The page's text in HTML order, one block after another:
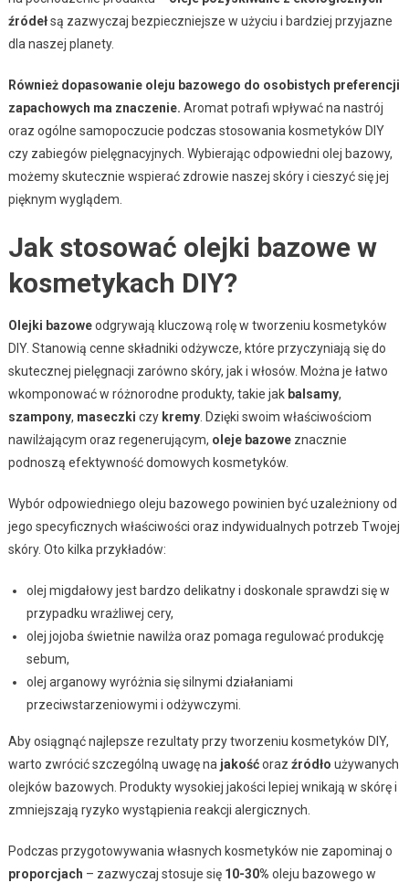
źródełsą zazwyczaj bezpieczniejsze w użyciu i bardziej przyjazne
dla naszej planety.
Również dopasowanie oleju bazowego do osobistych preferencji
zapachowych ma znaczenie. Aromat potrafi wpływać na nastrój
oraz ogólne samopoczucie podczas stosowania kosmetyków DIY
czy zabiegów pielęgnacyjnych. Wybierając odpowiedni olej bazowy,
możemy skutecznie wspierać zdrowie naszej skóry i cieszyć się jej
pięknym wyglądem.
Jak stosować olejki bazowe w
kosmetykach DIY?
Olejki bazoweodgrywają kluczową rolę w tworzeniu kosmetyków
DIY. Stanowią cenne składniki odżywcze, które przyczyniają się do
skutecznej pielęgnacji zarówno skóry, jak i włosów. Można je łatwo
wkomponować w różnorodne produkty, takie jak balsamy,
szampony, maseczki czy kremy. Dzięki swoim właściwościom
nawilżającym oraz regenerującym, oleje bazoweznacznie
podnoszą efektywność domowych kosmetyków.
Wybór odpowiedniego oleju bazowego powinien być uzależniony od
jego specyficznych właściwości oraz indywidualnych potrzeb Twojej
skóry. Oto kilka przykładów:
olej migdałowy jest bardzo delikatny i doskonale sprawdzi się w
przypadku wrażliwej cery,
olej jojoba świetnie nawilża oraz pomaga regulować produkcję
sebum,
olej arganowy wyróżnia się silnymi działaniami
przeciwstarzeniowymi i odżywczymi.
Aby osiągnąć najlepsze rezultaty przy tworzeniu kosmetyków DIY,
warto zwrócić szczególną uwagę na jakośćoraz źródło używanych
olejków bazowych. Produkty wysokiej jakości lepiej wnikają w skórę i
zmniejszają ryzyko wystąpienia reakcji alergicznych.
Podczas przygotowywania własnych kosmetyków nie zapominaj o
proporcjach – zazwyczaj stosuje się 10-30% oleju bazowego w